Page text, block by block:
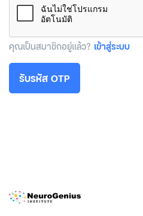
คุณเป็นสมาชิกอยู่แล้ว? เข้าสู่ระบบ
รับรหัส OTP